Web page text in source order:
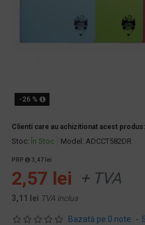
-26 %
Clienti care au achizitionat acest produs:
Stoc: În Stoc Model: ADCCT582DR
Bazată pe 0 note. -
PRP 3,47 lei
2,57 lei + TVA
3,11 lei TVA inclus